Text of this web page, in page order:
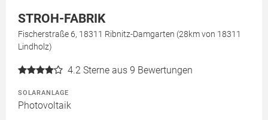
STROH-FABRIK
Fischerstraße 6, 18311 Ribnitz-Damgarten (28km von 18311
Lindholz)
4.2 Sterne aus 9 Bewertungen
SOLARANLAGE
Photovoltaik